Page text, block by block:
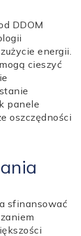
DDOM
energii.
cieszyć
panele
oszczędności
sfinansować